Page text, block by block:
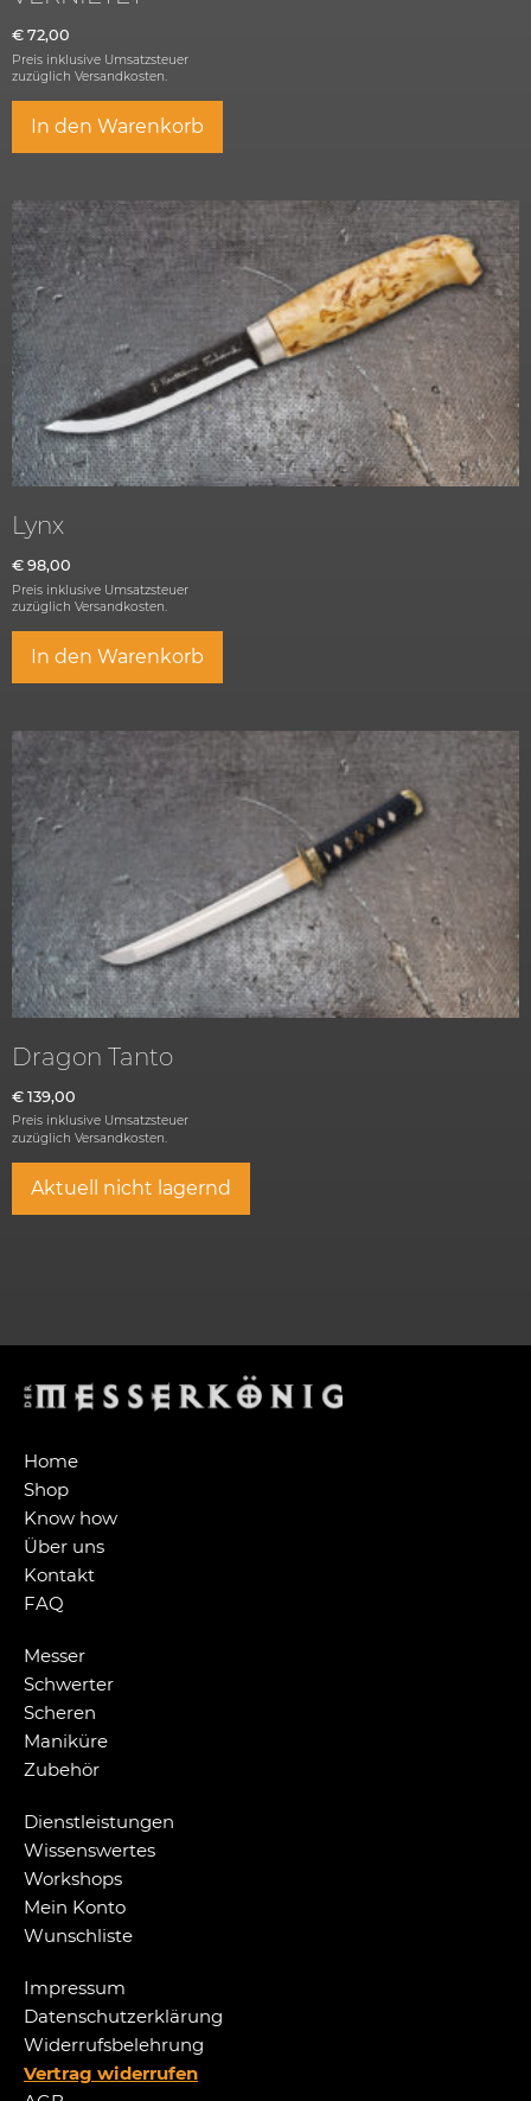
€ 72,00
Preis inklusive Umsatzsteuer
zuzüglich Versandkosten.
In den Warenkorb
Lynx
€ 98,00
Preis inklusive Umsatzsteuer
zuzüglich Versandkosten.
In den Warenkorb
Dragon Tanto
€ 139,00
Preis inklusive Umsatzsteuer
zuzüglich Versandkosten.
Aktuell nicht lagernd
Home
Shop
Know how
Über uns
Kontakt
FAQ
Messer
Schwerter
Scheren
Maniküre
Zubehör
Dienstleistungen
Wissenswertes
Workshops
Mein Konto
Wunschliste
Impressum
Datenschutzerklärung
Widerrufsbelehrung
Vertrag widerrufen